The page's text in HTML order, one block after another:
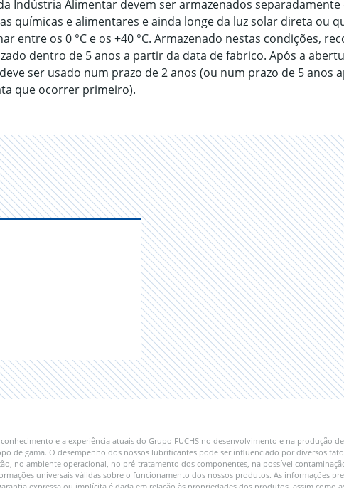
Indústria Alimentar devem ser armazenados
químicas e alimentares e ainda longe da luz solar direta ou
entre os 0 °C e os +40 °C. Armazenado nestas condições,
dentro de 5 anos a partir da data de fabrico. Após a
ser usado num prazo de 2 anos (ou num prazo de 5 anos
que ocorrer primeiro).
e a experiência atuais do Grupo FUCHS no desenvolvimento e na produção
de gama. O desempenho dos nossos lubrificantes pode ser influenciado por diversos
no ambiente operacional, no pré-tratamento dos componentes, na possível
universais válidas sobre o funcionamento dos nossos produtos. As informações